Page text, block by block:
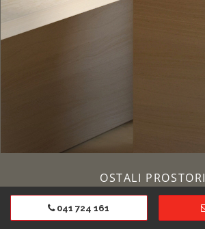
OSTALI PROSTORI
041 724 161